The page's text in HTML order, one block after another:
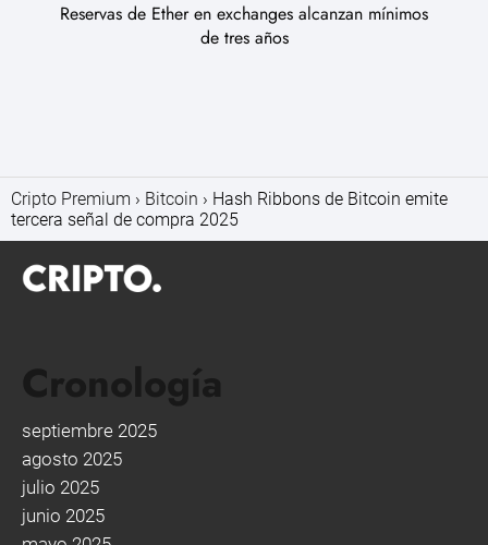
Reservas de Ether en exchanges alcanzan mínimos
de tres años
Cripto Premium Bitcoin
Hash Ribbons de Bitcoin emite
tercera señal de compra 2025
Cronología
septiembre 2025
agosto 2025
julio 2025
junio 2025